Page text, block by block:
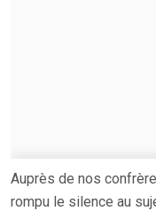
Auprès de nos
rompu le silence au